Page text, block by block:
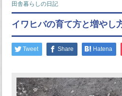
田舎暮らしの日記
イワヒバの育て方と増やし
Tweet Share Hatena